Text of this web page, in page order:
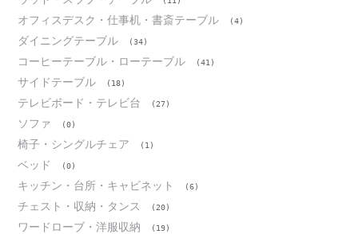
オフィスデスク・仕事机・書斎テーブル (4)
ダイニングテーブル (34)
コーヒーテーブル・ローテーブル (41)
サイドテーブル (18)
テレビボード・テレビ台 (27)
ソファ (0)
椅子・シングルチェア (1)
ベッド (0)
キッチン・台所・キャビネット (6)
チェスト・収納・タンス (20)
ワードローブ・洋服収納 (19)